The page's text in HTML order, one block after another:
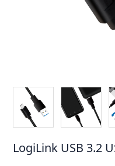
LogiLink USB 3.2